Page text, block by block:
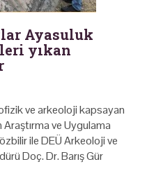
Ayasuluk
yıkan
ve arkeoloji kapsayan
ve Uygulama
ile DEÜ Arkeoloji ve
Doç. Dr. Barış Gür